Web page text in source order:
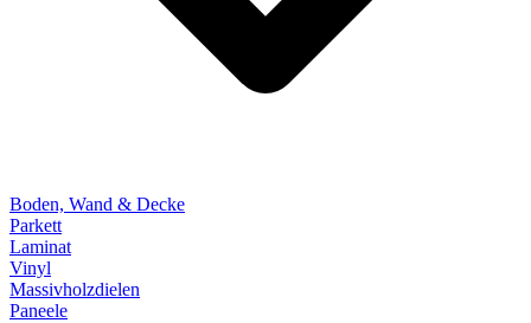
Boden, Wand & Decke
Parkett
Laminat
Vinyl
Massivholzdielen
Paneele